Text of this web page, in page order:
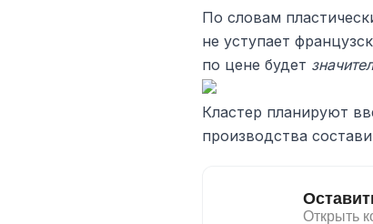
По словам
не уступает
по цене будет
Кластер планируют
производства